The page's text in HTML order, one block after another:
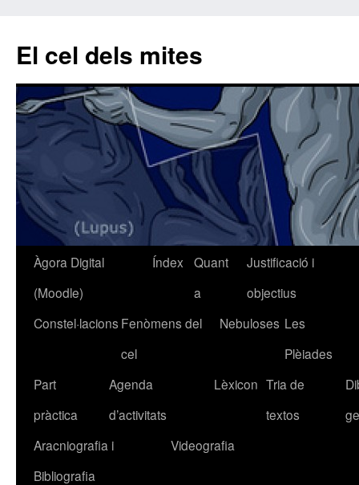
El cel dels mites
Vés
contingut
Àgora Digital
(Moodle)
Índex
Quant
a
Justificació i
objectius
Constel·lacions Fenòmens del
cel
Nebuloses Les
Plèiades
Part
pràctica
Agenda
d’activitats
Lèxicon Tria de
textos
Aracniografia i
Bibliografia
Videografia